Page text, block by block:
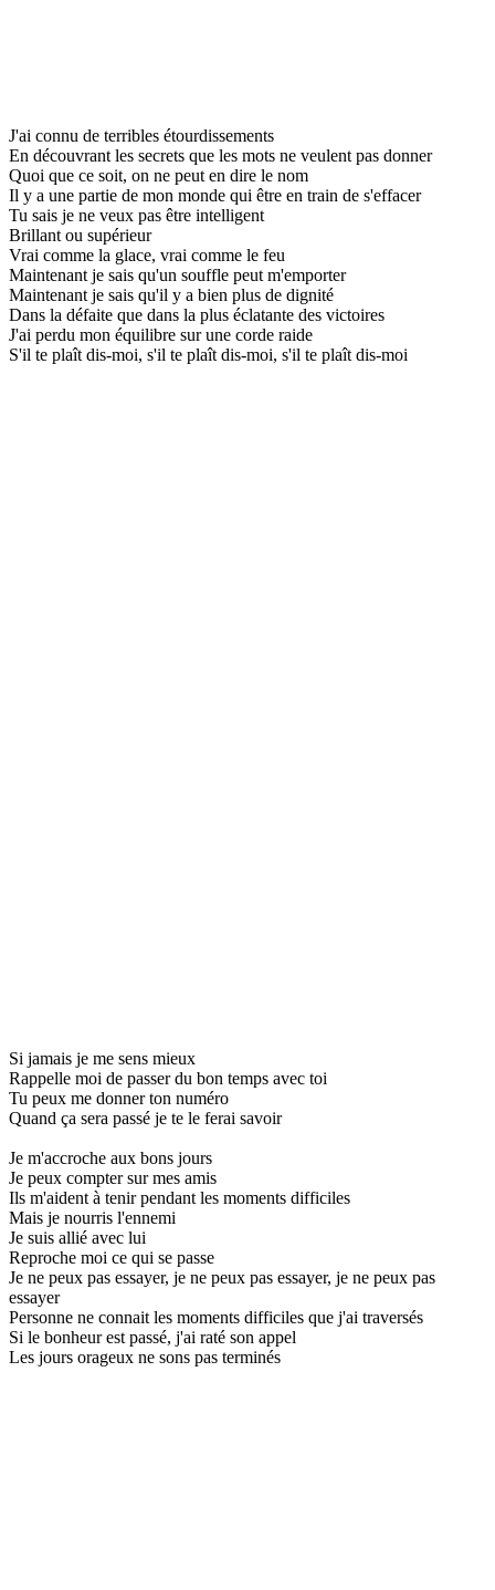
J'ai connu de terribles étourdissements
En découvrant les secrets que les mots ne veulent pas donner
Quoi que ce soit, on ne peut en dire le nom
Il y a une partie de mon monde qui être en train de s'effacer
Tu sais je ne veux pas être intelligent
Brillant ou supérieur
Vrai comme la glace, vrai comme le feu
Maintenant je sais qu'un souffle peut m'emporter
Maintenant je sais qu'il y a bien plus de dignité
Dans la défaite que dans la plus éclatante des victoires
J'ai perdu mon équilibre sur une corde raide
S'il te plaît dis-moi, s'il te plaît dis-moi, s'il te plaît dis-moi
Si jamais je me sens mieux
Rappelle moi de passer du bon temps avec toi
Tu peux me donner ton numéro
Quand ça sera passé je te le ferai savoir
Je m'accroche aux bons jours
Je peux compter sur mes amis
Ils m'aident à tenir pendant les moments difficiles
Mais je nourris l'ennemi
Je suis allié avec lui
Reproche moi ce qui se passe
Je ne peux pas essayer, je ne peux pas essayer, je ne peux pas
essayer
Personne ne connait les moments difficiles que j'ai traversés
Si le bonheur est passé, j'ai raté son appel
Les jours orageux ne sons pas terminés